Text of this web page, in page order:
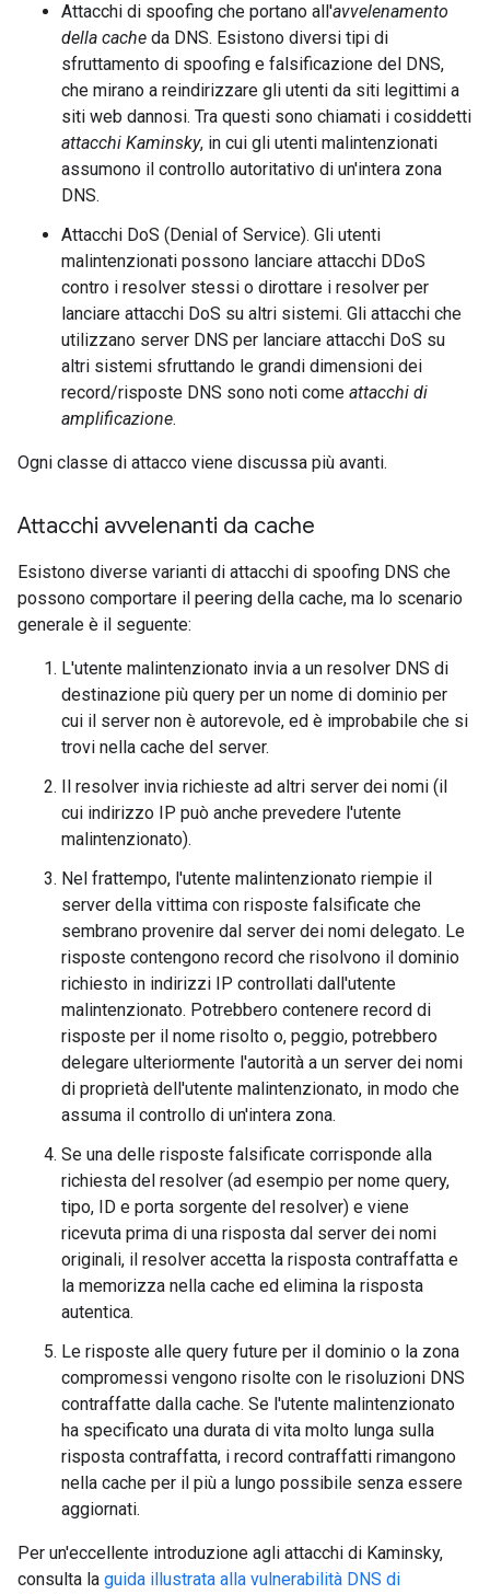
Attacchi di spoofing che portano all'avvelenamento
della cache da DNS. Esistono diversi tipi di
sfruttamento di spoofing e falsificazione del DNS,
che mirano a reindirizzare gli utenti da siti legittimi a
siti web dannosi. Tra questi sono chiamati i cosiddetti
attacchi Kaminsky, in cui gli utenti malintenzionati
assumono il controllo autoritativo di un'intera zona
DNS.
Attacchi DoS (Denial of Service). Gli utenti
malintenzionati possono lanciare attacchi DDoS
contro i resolver stessi o dirottare i resolver per
lanciare attacchi DoS su altri sistemi. Gli attacchi che
utilizzano server DNS per lanciare attacchi DoS su
altri sistemi sfruttando le grandi dimensioni dei
record/risposte DNS sono noti come attacchi di
amplificazione.
Ogni classe di attacco viene discussa più avanti.
Attacchi avvelenanti da cache
Esistono diverse varianti di attacchi di spoofing DNS che
possono comportare il peering della cache, ma lo scenario
generale è il seguente:
L'utente malintenzionato invia a un resolver DNS di
destinazione più query per un nome di dominio per
cui il server non è autorevole, ed è improbabile che si
trovi nella cache del server.
Il resolver invia richieste ad altri server dei nomi (il
cui indirizzo IP può anche prevedere l'utente
malintenzionato).
Nel frattempo, l'utente malintenzionato riempie il
server della vittima con risposte falsificate che
sembrano provenire dal server dei nomi delegato. Le
risposte contengono record che risolvono il dominio
richiesto in indirizzi IP controllati dall'utente
malintenzionato. Potrebbero contenere record di
risposte per il nome risolto o, peggio, potrebbero
delegare ulteriormente l'autorità a un server dei nomi
di proprietà dell'utente malintenzionato, in modo che
assuma il controllo di un'intera zona.
Se una delle risposte falsificate corrisponde alla
richiesta del resolver (ad esempio per nome query,
tipo, ID e porta sorgente del resolver) e viene
ricevuta prima di una risposta dal server dei nomi
originali, il resolver accetta la risposta contraffatta e
la memorizza nella cache ed elimina la risposta
autentica.
Le risposte alle query future per il dominio o la zona
compromessi vengono risolte con le risoluzioni DNS
contraffatte dalla cache. Se l'utente malintenzionato
ha specificato una durata di vita molto lunga sulla
risposta contraffatta, i record contraffatti rimangono
nella cache per il più a lungo possibile senza essere
aggiornati.
Per un'eccellente introduzione agli attacchi di Kaminsky,
consulta la guida illustrata alla vulnerabilità DNS di